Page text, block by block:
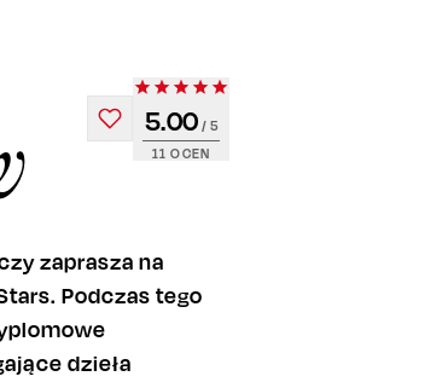
5.00 / 5
11 OCEN
zaprasza na
Podczas tego
dzieła